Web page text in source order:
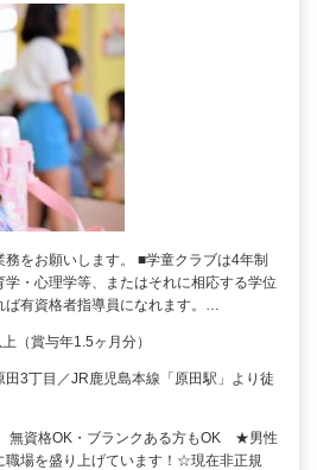
務をお願いします。 ■学童クラブは4年制
学・心理学等、またはそれに相応する学位
ば有資格者指導員になれます。…
（賞与年1.5ヶ月分）
田3丁目／JR鹿児島本線「原田駅」より徒
無資格OK・ブランクある方もOK ★男性
職場を盛り上げています！☆現在非正規